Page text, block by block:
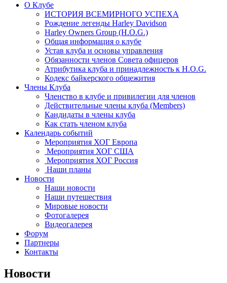
О Клубе
ИСТОРИЯ ВСЕМИРНОГО УСПЕХА
Рождение легенды Harley Davidson
Harley Owners Group (H.O.G.)
Общая информация о клубе
Устав клуба и основы управления
Обязанности членов Совета офицеров
Атрибутика клуба и принадлежность к H.O.G.
Кодекс байкерского общежития
Члены Клуба
Членство в клубе и привилегии для членов
Действительные члены клуба (Members)
Кандидаты в члены клуба
Как стать членом клуба
Календарь событий
Мероприятия ХОГ Европа
Мероприятия ХОГ США
Мероприятия ХОГ Россия
Наши планы
Новости
Наши новости
Наши путешествия
Мировые новости
Фотогалерея
Видеогалерея
Форум
Партнеры
Контакты
Новости